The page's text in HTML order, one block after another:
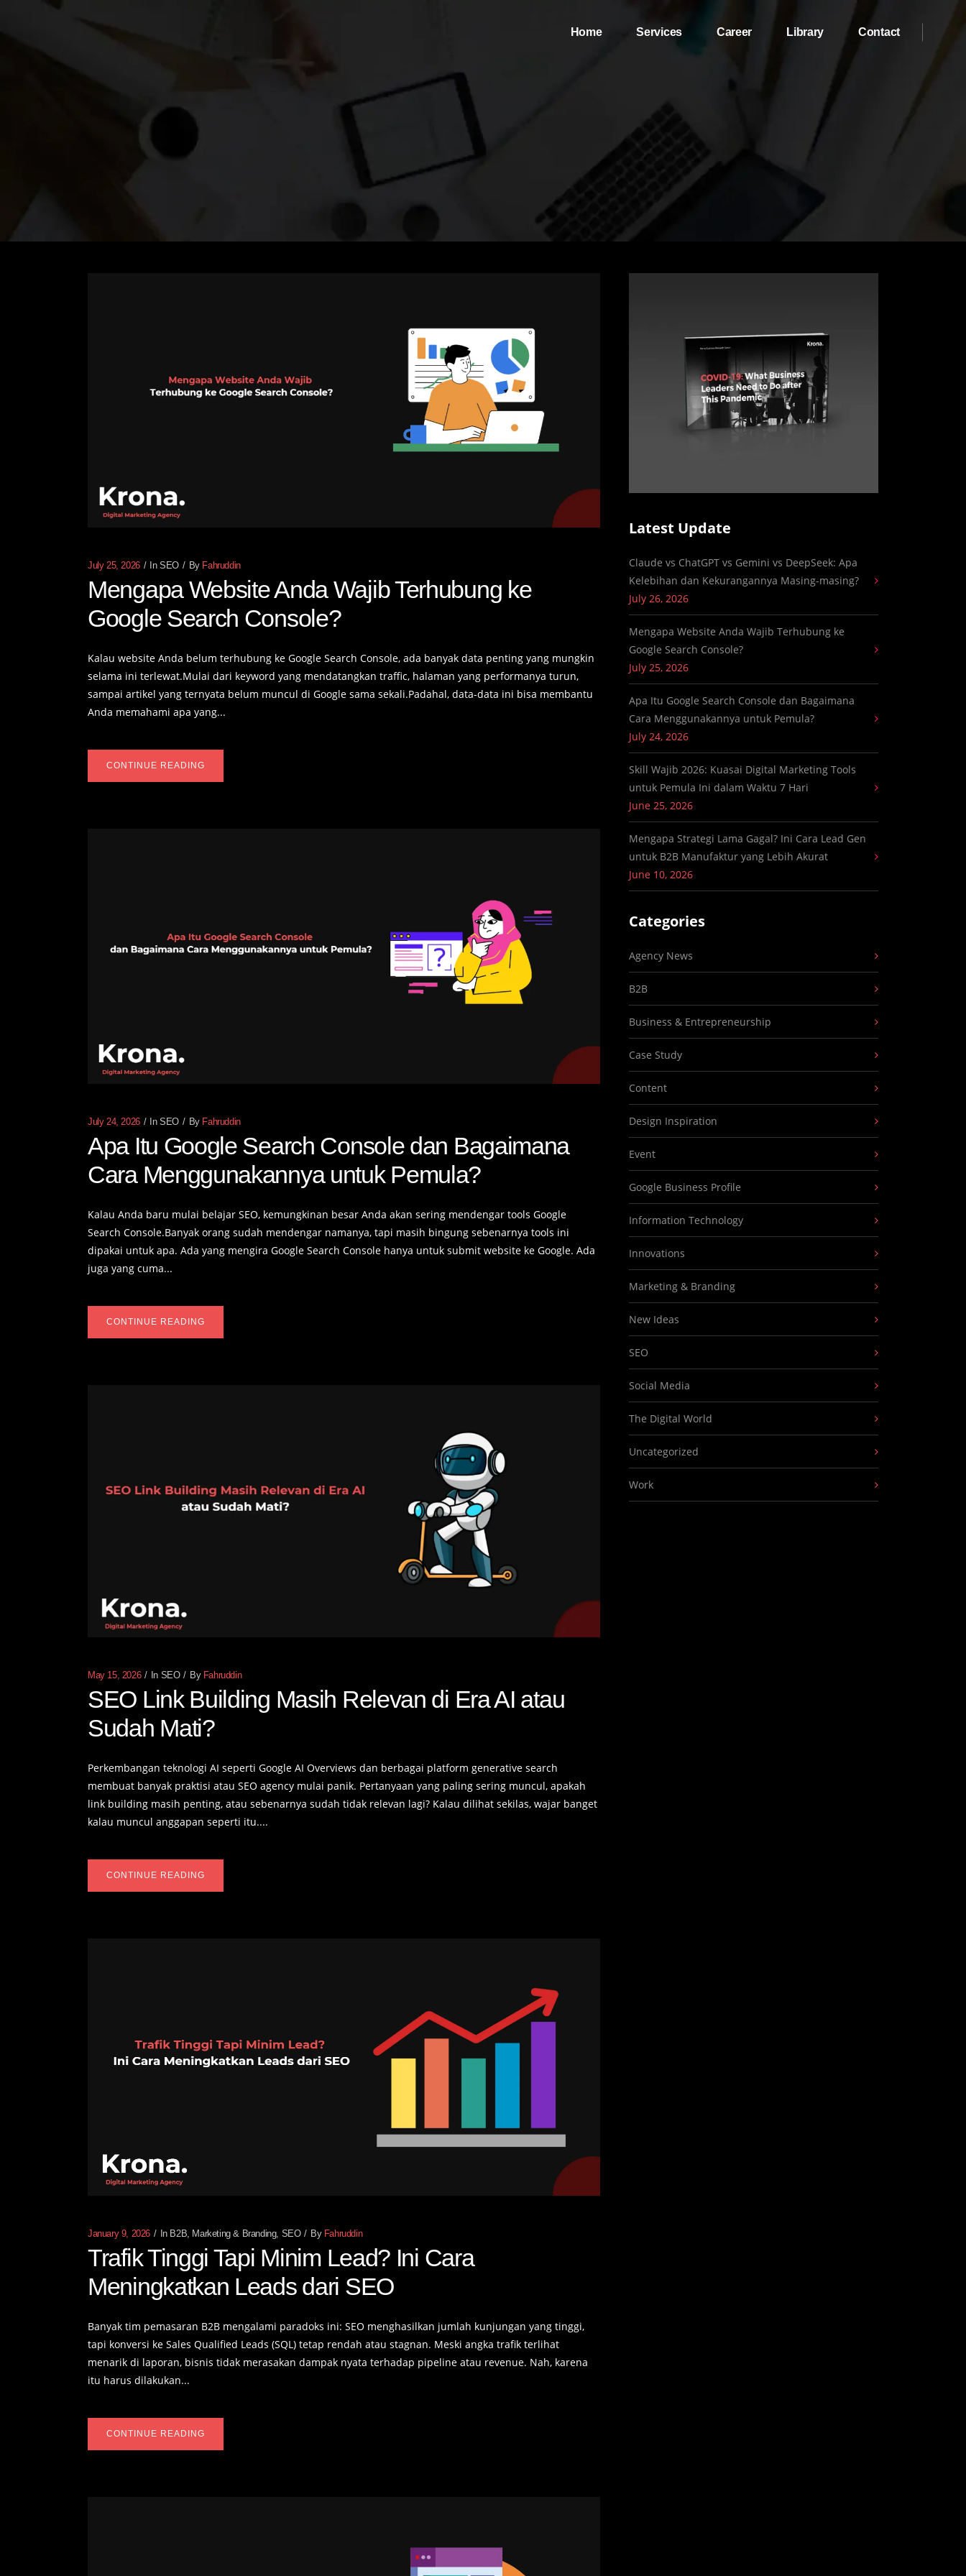
Home Services Career Library Contact
July 25, 2026 InSEO By Fahruddin
Mengapa Website Anda Wajib Terhubung ke
Google Search Console?
Kalau website Anda belum terhubung ke Google Search Console, ada banyak data penting yang mungkin
selama ini terlewat.Mulai dari keyword yang mendatangkan traffic, halaman yang performanya turun,
sampai artikel yang ternyata belum muncul di Google sama sekali.Padahal, data-data ini bisa membantu
Anda memahami apa yang...
CONTINUE READING
July 24, 2026 InSEO By Fahruddin
Apa Itu Google Search Console dan Bagaimana
Cara Menggunakannya untuk Pemula?
Kalau Anda baru mulai belajar SEO, kemungkinan besar Anda akan sering mendengar tools Google
Search Console.Banyak orang sudah mendengar namanya, tapi masih bingung sebenarnya tools ini
dipakai untuk apa. Ada yang mengira Google Search Console hanya untuk submit website ke Google. Ada
juga yang cuma...
CONTINUE READING
May 15, 2026 In SEO By Fahruddin
SEO Link Building Masih Relevan di Era AI atau
Sudah Mati?
Perkembangan teknologi AI seperti Google AI Overviews dan berbagai platform generative search
membuat banyak praktisi atau SEO agency mulai panik. Pertanyaan yang paling sering muncul, apakah
link building masih penting, atau sebenarnya sudah tidak relevan lagi? Kalau dilihat sekilas, wajar banget
kalau muncul anggapan seperti itu....
CONTINUE READING
January 9, 2026 In B2B, Marketing & Branding, SEO By Fahruddin
Trafik Tinggi Tapi Minim Lead? Ini Cara
Meningkatkan Leads dari SEO
Banyak tim pemasaran B2B mengalami paradoks ini: SEO menghasilkan jumlah kunjungan yang tinggi,
tapi konversi ke Sales Qualified Leads (SQL) tetap rendah atau stagnan. Meski angka trafik terlihat
menarik di laporan, bisnis tidak merasakan dampak nyata terhadap pipeline atau revenue. Nah, karena
itu harus dilakukan...
CONTINUE READING
Latest Update
Claude vs ChatGPT vs Gemini vs DeepSeek: Apa
Kelebihan dan Kekurangannya Masing-masing?
July 26, 2026
Mengapa Website Anda Wajib Terhubung ke
Google Search Console?
July 25, 2026
Apa Itu Google Search Console dan Bagaimana
Cara Menggunakannya untuk Pemula?
July 24, 2026
Skill Wajib 2026: Kuasai Digital Marketing Tools
untuk Pemula Ini dalam Waktu 7 Hari
June 25, 2026
Mengapa Strategi Lama Gagal? Ini Cara Lead Gen
untuk B2B Manufaktur yang Lebih Akurat
June 10, 2026
Categories
Agency News
B2B
Business & Entrepreneurship
Case Study
Content
Design Inspiration
Event
Google Business Profile
Information Technology
Innovations
Marketing & Branding
New Ideas
SEO
Social Media
The Digital World
Uncategorized
Work